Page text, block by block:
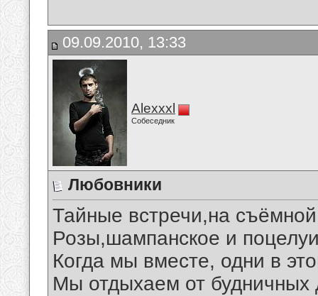
09.09.2010, 13:33
Alexxxl
Собеседник
Любовники
Тайные встречи,на
Розы,шампанское и
Когда мы вместе, одни в
Мы отдыхаем от будничных